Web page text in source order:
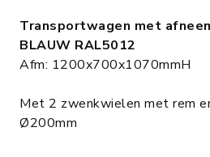
Transportwagen met
BLAUW RAL5012
Afm: 1200x700x1070mmH
Met 2 zwenkwielen met rem
Ø200mm